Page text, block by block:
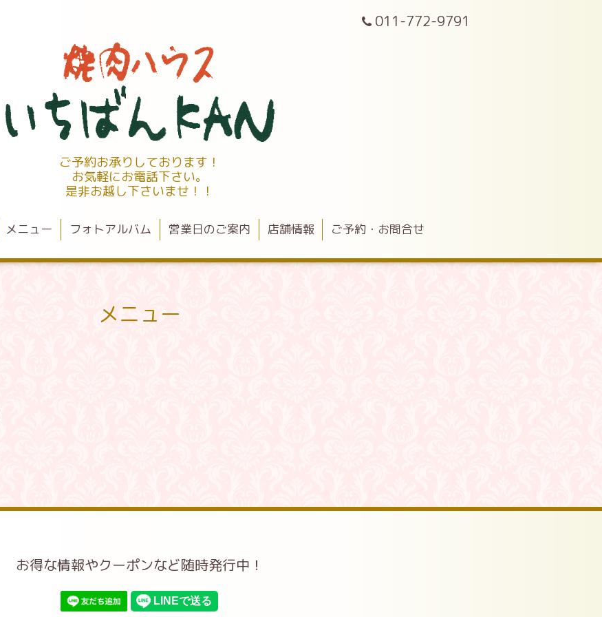
011-772-9791
ご予約お承りしております！
お気軽にお電話下さい。
是非お越し下さいませ！！
メニュー フォトアルバム 営業日のご案内 店舗情報 ご予約・お問合せ
メニュー
お得な情報やクーポンなど随時発行中！